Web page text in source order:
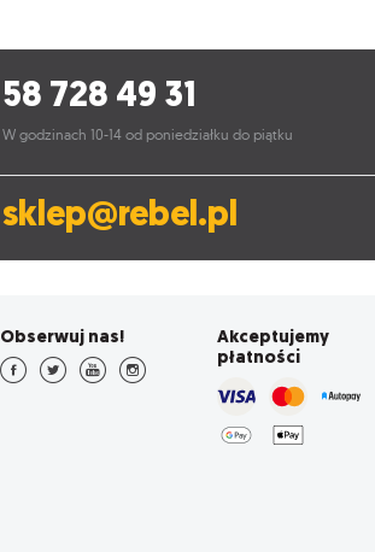
58 728 49 31
W godzinach 10-14 od poniedziałku do piątku
sklep@rebel.pl
Obserwuj nas!
Akceptujemy
płatności